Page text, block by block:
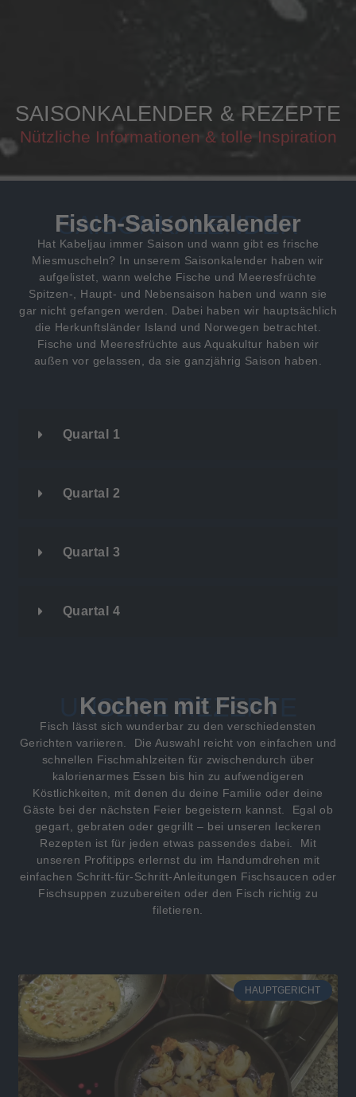
SAISONKALENDER & REZEPTE
Nützliche Informationen & tolle Inspiration
SAISONKALENDER
Fisch-Saisonkalender
Hat Kabeljau immer Saison und wann gibt es frische
Miesmuscheln? In unserem Saisonkalender haben wir
aufgelistet, wann welche Fische und Meeresfrüchte
Spitzen-, Haupt- und Nebensaison haben und wann sie
gar nicht gefangen werden. Dabei haben wir hauptsächlich
die Herkunftsländer Island und Norwegen betrachtet.
Fische und Meeresfrüchte aus Aquakultur haben wir
außen vor gelassen, da sie ganzjährig Saison haben.
Quartal 1
Quartal 2
Quartal 3
Quartal 4
UNSERE REZEPTE
Kochen mit Fisch
Fisch lässt sich wunderbar zu den verschiedensten
Gerichten variieren. Die Auswahl reicht von einfachen und
schnellen Fischmahlzeiten für zwischendurch über
kalorienarmes Essen bis hin zu aufwendigeren
Köstlichkeiten, mit denen du deine Familie oder deine
Gäste bei der nächsten Feier begeistern kannst. Egal ob
gegart, gebraten oder gegrillt – bei unseren leckeren
Rezepten ist für jeden etwas passendes dabei. Mit
unseren Profitipps erlernst du im Handumdrehen mit
einfachen Schritt-für-Schritt-Anleitungen Fischsaucen oder
Fischsuppen zuzubereiten oder den Fisch richtig zu
filetieren.
HAUPTGERICHT